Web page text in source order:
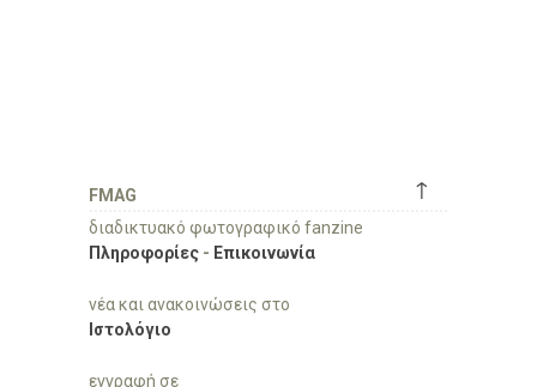
↑
FMAG
διαδικτυακό φωτογραφικό fanzine
Πληροφορίες - Επικοινωνία
νέα και ανακοινώσεις στο
Ιστολόγιο
εγγραφή σε